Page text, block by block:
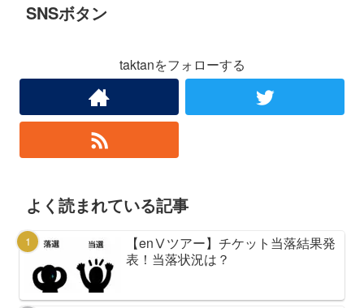
SNSボタン
taktanをフォローする
よく読まれている記事
【enⅤツアー】チケット当落結果発
表！当落状況は？